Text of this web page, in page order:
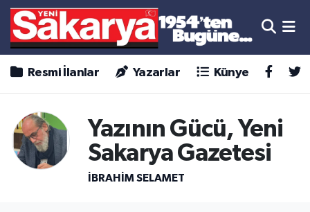
Resmi İlanlar Yazarlar Künye
Yazının Gücü, Yeni
Sakarya Gazetesi
İBRAHİM SELAMET